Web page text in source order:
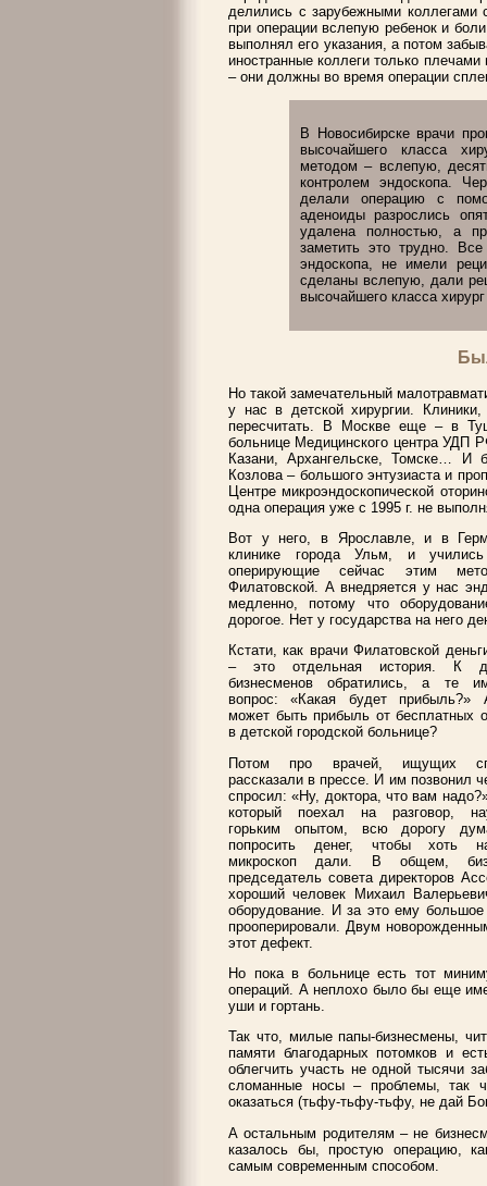
делились с зарубежными коллегами
при операции вслепую ребенок и
выполнял его указания, а потом
иностранные коллеги только
– они должны во время операции
В Новосибирске врачи
высочайшего класса
методом – вслепую,
контролем эндоскопа.
делали операцию с
аденоиды разрослись
удалена полностью, а
заметить это трудно.
эндоскопа, не имели
сделаны вслепую, дали
высочайшего класса
Но такой замечательный
у нас в детской хирургии.
пересчитать. В Москве еще – в
больнице Медицинского центра УДП
Казани, Архангельске, Томске…
Козлова – большого энтузиаста и
Центре микроэндоскопической
одна операция уже с 1995 г. не
Вот у него, в Ярославле, и в
клинике города Ульм, и
оперирующие сейчас этим
Филатовской. А внедряется у нас
медленно, потому что
дорогое. Нет у государства на него
Кстати, как врачи Филатовской
– это отдельная история. К
бизнесменов обратились, а те
вопрос: «Какая будет прибыль?»
может быть прибыль от бесплатных
в детской городской больнице?
Потом про врачей, ищущих
рассказали в прессе. И им позвонил
спросил: «Ну, доктора, что вам
который поехал на разговор,
горьким опытом, всю дорогу
попросить денег, чтобы хоть
микроскоп дали. В общем,
председатель совета директоров
хороший человек Михаил
оборудование. И за это ему
прооперировали. Двум
этот дефект.
Но пока в больнице есть тот
операций. А неплохо было бы еще
уши и гортань.
Так что, милые папы-бизнесмены,
памяти благодарных потомков и
облегчить участь не одной тысячи
сломанные носы – проблемы, так
оказаться (тьфу-тьфу-тьфу, не дай
А остальным родителям – не
казалось бы, простую операцию,
самым современным способом.